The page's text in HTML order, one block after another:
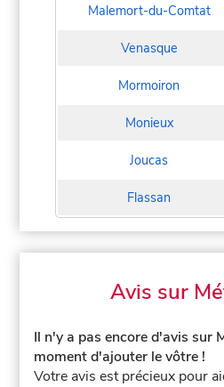
Malemort-du-Comtat
Venasque
Mormoiron
Monieux
Joucas
Flassan
Avis sur
Il n'y a pas encore d'avis sur
moment d'ajouter le vôtre !
Votre avis est précieux pour